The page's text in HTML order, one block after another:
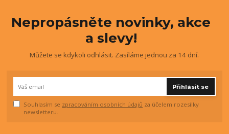
Nepropásněte novinky, akce
a slevy!
Můžete se kdykoli odhlásit. Zasíláme jednou za 14 dní.
Přihlásit se
Souhlasím se zpracováním osobních údajů za účelem rozesílky
newsletteru.